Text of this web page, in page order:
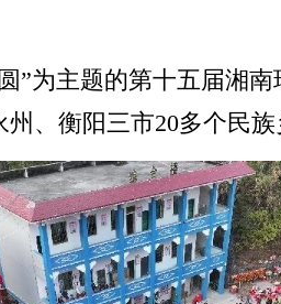
”为主题的第十五届湘
、衡阳三市20多个民族